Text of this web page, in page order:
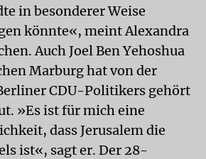
in besonderer Weise
könnte«, meint Alexandra
Auch Joel Ben Yehoshua
Marburg hat von der
CDU-Politikers gehört
»Es ist für mich eine
dass Jerusalem die
ist«, sagt er. Der 28-